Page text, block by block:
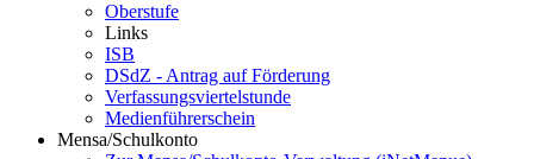
Oberstufe
Links
ISB
DSdZ - Antrag auf Förderung
Verfassungsviertelstunde
Medienführerschein
Mensa/Schulkonto